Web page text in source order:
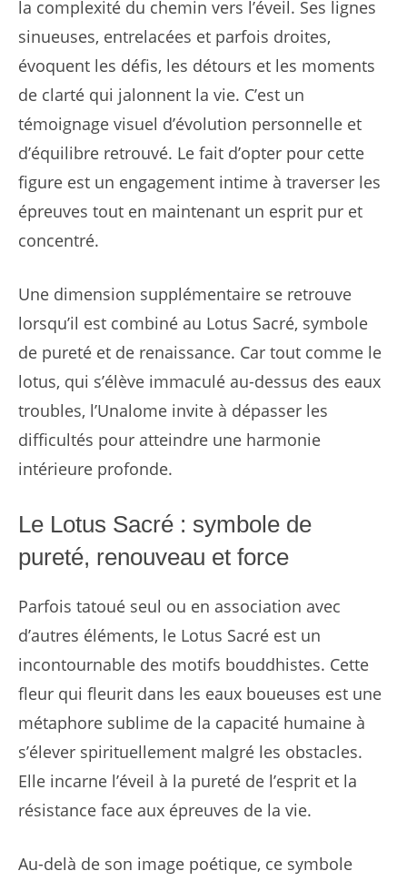
la complexité du chemin vers l’éveil. Ses lignes
sinueuses, entrelacées et parfois droites,
évoquent les défis, les détours et les moments
de clarté qui jalonnent la vie. C’est un
témoignage visuel d’évolution personnelle et
d’équilibre retrouvé. Le fait d’opter pour cette
figure est un engagement intime à traverser les
épreuves tout en maintenant un esprit pur et
concentré.
Une dimension supplémentaire se retrouve
lorsqu’il est combiné au Lotus Sacré, symbole
de pureté et de renaissance. Car tout comme le
lotus, qui s’élève immaculé au-dessus des eaux
troubles, l’Unalome invite à dépasser les
difficultés pour atteindre une harmonie
intérieure profonde.
Le Lotus Sacré : symbole de
pureté, renouveau et force
Parfois tatoué seul ou en association avec
d’autres éléments, le Lotus Sacré est un
incontournable des motifs bouddhistes. Cette
fleur qui fleurit dans les eaux boueuses est une
métaphore sublime de la capacité humaine à
s’élever spirituellement malgré les obstacles.
Elle incarne l’éveil à la pureté de l’esprit et la
résistance face aux épreuves de la vie.
Au-delà de son image poétique, ce symbole